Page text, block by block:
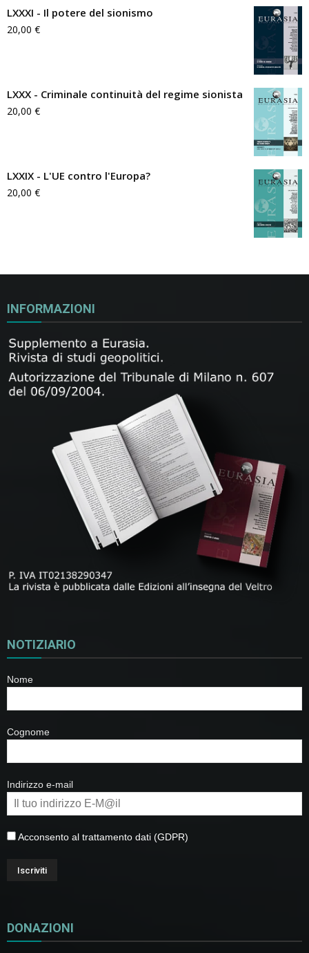
LXXXI - Il potere del sionismo
20,00 €
LXXX - Criminale continuità del regime sionista
20,00 €
LXXIX - L'UE contro l'Europa?
20,00 €
INFORMAZIONI
NOTIZIARIO
Nome
Cognome
Indirizzo e-mail
Acconsento al trattamento dati (GDPR)
DONAZIONI